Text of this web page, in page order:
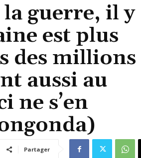
guerre, il y
est plus
des millions
aussi au
ne s’en
Partager